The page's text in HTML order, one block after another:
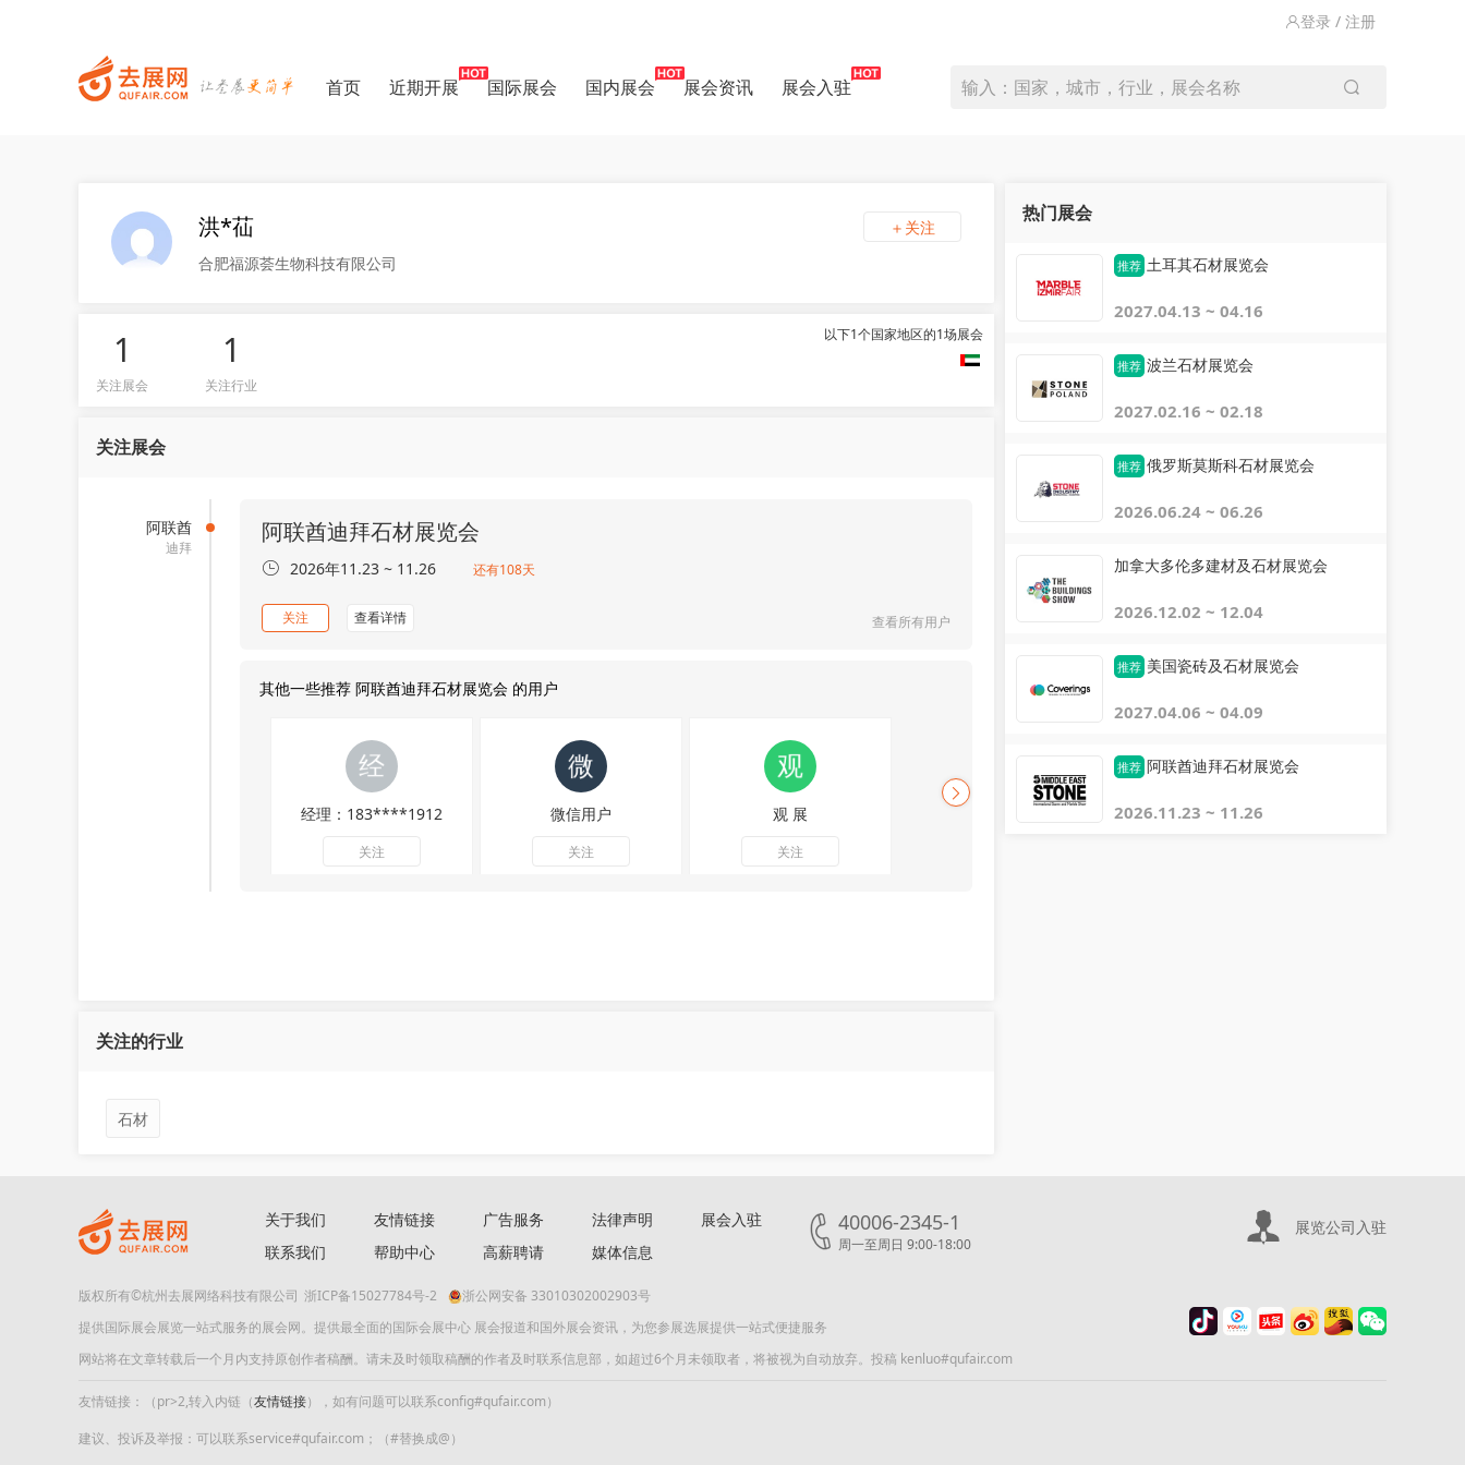
登录 / 注册
首页 近期开展 国际展会 国内展会 展会资讯 展会入驻 输入：国家，城市，行业，展会名称
洪*苮
＋关注
合肥福源荟生物科技有限公司
1
关注展会
1
关注行业
以下1个国家地区的1场展会
关注展会
阿联酋
迪拜
阿联酋迪拜石材展览会
2026年11.23 ~ 11.26 还有108天
关注 查看详情 查看所有用户
其他一些推荐 阿联酋迪拜石材展览会 的用户
经理：183****1912
关注
微信用户
关注
观 展
关注
关注 关注 关注
关注的行业
石材
热门展会
推荐 土耳其石材展览会
2027.04.13 ~ 04.16
推荐 波兰石材展览会
2027.02.16 ~ 02.18
推荐 俄罗斯莫斯科石材展览会
2026.06.24 ~ 06.26
加拿大多伦多建材及石材展览会
2026.12.02 ~ 12.04
推荐 美国瓷砖及石材展览会
2027.04.06 ~ 04.09
推荐 阿联酋迪拜石材展览会
2026.11.23 ~ 11.26
关于我们
联系我们
友情链接
帮助中心
广告服务
高薪聘请
法律声明
媒体信息
展会入驻 40006-2345-1
周一至周日 9:00-18:00
展览公司入驻
版权所有©杭州去展网络科技有限公司 浙ICP备15027784号-2
浙公网安备 33010302002903号
提供国际展会展览一站式服务的展会网。提供最全面的国际会展中心 展会报道和国外展会资讯，为您参展选展提供一站式便捷服务
网站将在文章转载后一个月内支持原创作者稿酬。请未及时领取稿酬的作者及时联系信息部，如超过6个月未领取者，将被视为自动放弃。投稿 kenluo#qufair.com
友情链接：（pr>2,转入内链（友情链接），如有问题可以联系config#qufair.com）
建议、投诉及举报：可以联系service#qufair.com；（#替换成@）